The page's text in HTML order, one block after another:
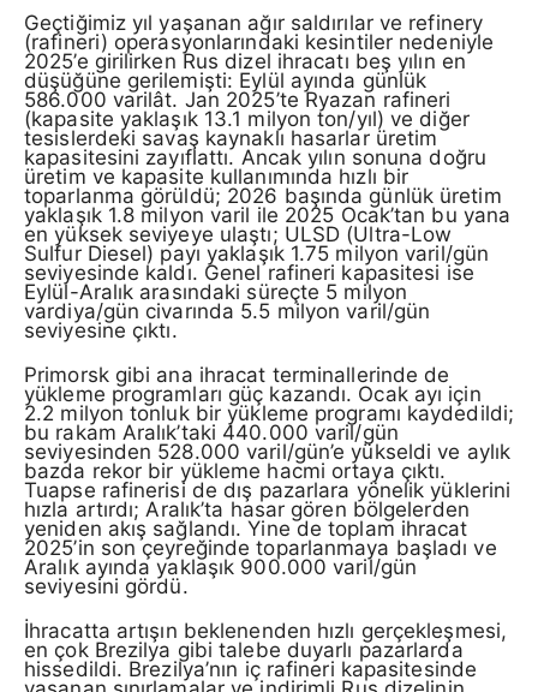
Geçtiğimiz yıl yaşanan ağır saldırılar ve refinery
(rafineri) operasyonlarındaki kesintiler nedeniyle
2025’e girilirken Rus dizel ihracatı beş yılın en
düşüğüne gerilemişti: Eylül ayında günlük
586.000 varilât. Jan 2025’te Ryazan rafineri
(kapasite yaklaşık 13.1 milyon ton/yıl) ve diğer
tesislerdeki savaş kaynaklı hasarlar üretim
kapasitesini zayıflattı. Ancak yılın sonuna doğru
üretim ve kapasite kullanımında hızlı bir
toparlanma görüldü; 2026 başında günlük üretim
yaklaşık 1.8 milyon varil ile 2025 Ocak’tan bu yana
en yüksek seviyeye ulaştı; ULSD (Ultra-Low
Sulfur Diesel) payı yaklaşık 1.75 milyon varil/gün
seviyesinde kaldı. Genel rafineri kapasitesi ise
Eylül-Aralık arasındaki süreçte 5 milyon
vardiya/gün civarında 5.5 milyon varil/gün
seviyesine çıktı.
Primorsk gibi ana ihracat terminallerinde de
yükleme programları güç kazandı. Ocak ayı için
2.2 milyon tonluk bir yükleme programı kaydedildi;
bu rakam Aralık’taki 440.000 varil/gün
seviyesinden 528.000 varil/gün’e yükseldi ve aylık
bazda rekor bir yükleme hacmi ortaya çıktı.
Tuapse rafinerisi de dış pazarlara yönelik yüklerini
hızla artırdı; Aralık’ta hasar gören bölgelerden
yeniden akış sağlandı. Yine de toplam ihracat
2025’in son çeyreğinde toparlanmaya başladı ve
Aralık ayında yaklaşık 900.000 varil/gün
seviyesini gördü.
İhracatta artışın beklenenden hızlı gerçekleşmesi,
en çok Brezilya gibi talebe duyarlı pazarlarda
hissedildi. Brezilya’nın iç rafineri kapasitesinde